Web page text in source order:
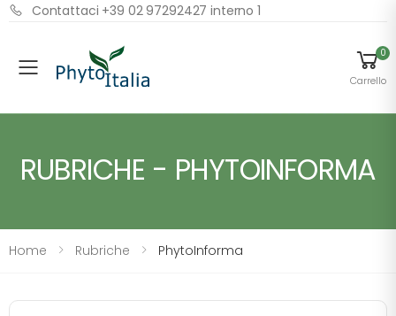
Contattaci +39 02 97292427 interno 1
Menu
0
Carrello
RUBRICHE - PHYTOINFORMA
Home Rubriche PhytoInforma